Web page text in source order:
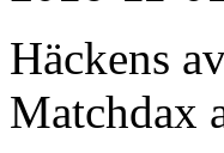
Häckens
Matchdax